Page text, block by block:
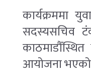
कार्यक्रममा
सदस्यसचिव
आयोजना भएको